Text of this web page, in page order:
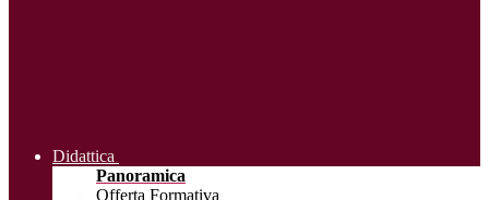
Didattica
Panoramica
Offerta Formativa